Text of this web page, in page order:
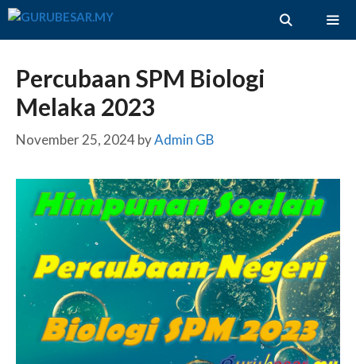
Skip
Percubaan SPM Biologi
Melaka 2023
November 25, 2024byAdmin GB